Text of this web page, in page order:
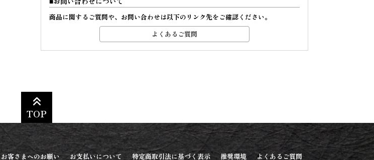
商品に関するご質問や、お問い合わせは以下のリンク先をご確認ください。
よくあるご質問
TOP
お客さまへのお願い お支払いについて 特定商取引法に基づく表示 推奨環境 よくあるご質問